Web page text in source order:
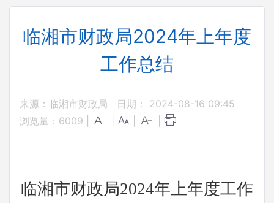
临湘市财政局2024年上年度
工作总结
来源：临湘市财政局
日期： 2024-08-16 09:45
浏览量： 6009
临湘市财政局2024年上年度工作